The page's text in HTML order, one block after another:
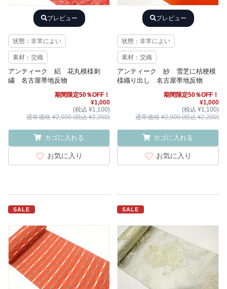
プレビュー
状態：非常によい
素材：交織
アンティーク 絽 花丸模様刺
繍 名古屋帯地反物
期間限定50％OFF！
¥1,000
(税込 ¥1,100)
通常価格 ¥2,000 (税込 ¥2,200)
カゴに入れる
お気に入り
プレビュー
状態：非常によい
素材：交織
アンティーク 紗 雪芝に桔梗模
様織り出し 名古屋帯地反物
期間限定50％OFF！
¥1,000
(税込 ¥1,100)
通常価格 ¥2,000 (税込 ¥2,200)
カゴに入れる
お気に入り
SALE SALE